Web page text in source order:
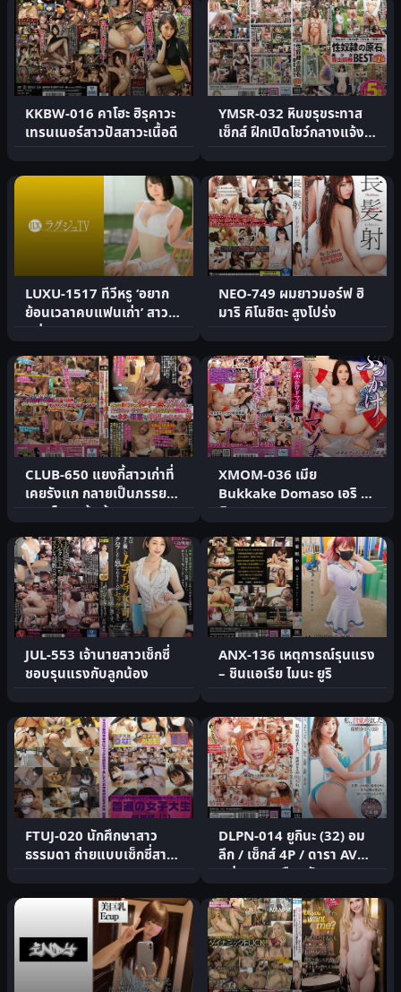
KKBW-016 คาโฮะ ฮิรุคาวะ
เทรนเนอร์สาวปัสสาวะเนื้อดี
YMSR-032 หินขรุขระทาส
เซ็กส์ ฝึกเปิดโชว์กลางแจ้ง
สาวสวยสุดยอด
LUXU-1517 ทีวีหรู ‘อยาก
ย้อนเวลาคบแฟนเก่า’ สาว
แต่งงาน 3.
NEO-749 ผมยาวมอร์ฟ ฮิ
มาริ คิโนชิตะ สูงโปร่ง
CLUB-650 แยงกี้สาวเก่าที่
เคยรังแก กลายเป็นภรรยา
สวย โดนแก้แค้น
XMOM-036 เมีย
Bukkake Domaso เอริ ทา
คิกาวะ
JUL-553 เจ้านายสาวเซ็กซี่
ชอบรุนแรงกับลูกน้อง
ANX-136 เหตุการณ์รุนแรง
– ชินแอเรีย ไมนะ ยูริ
FTUJ-020 นักศึกษาสาว
ธรรมดา ถ่ายแบบเซ็กซี่สาม
สาว
DLPN-014 ยูกินะ (32) อม
ลึก / เซ็กส์ 4P / ดารา AV
แต่งงาน / มือสมัค.